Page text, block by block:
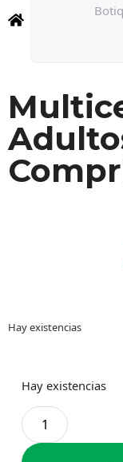
Hay existencias
Hay existencias